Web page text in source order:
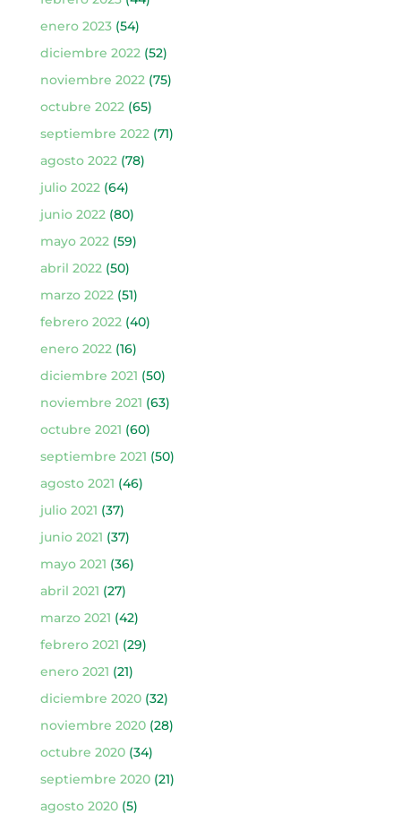
enero 2023(54)
diciembre 2022 (52)
noviembre 2022 (75)
octubre 2022 (65)
septiembre 2022 (71)
agosto 2022 (78)
julio 2022 (64)
junio 2022 (80)
mayo 2022 (59)
abril 2022 (50)
marzo 2022 (51)
febrero 2022 (40)
enero 2022 (16)
diciembre 2021 (50)
noviembre 2021 (63)
octubre 2021 (60)
septiembre 2021 (50)
agosto 2021 (46)
julio 2021 (37)
junio 2021 (37)
mayo 2021 (36)
abril 2021 (27)
marzo 2021 (42)
febrero 2021 (29)
enero 2021 (21)
diciembre 2020(32)
noviembre 2020(28)
octubre 2020(34)
septiembre 2020(21)
agosto 2020(5)